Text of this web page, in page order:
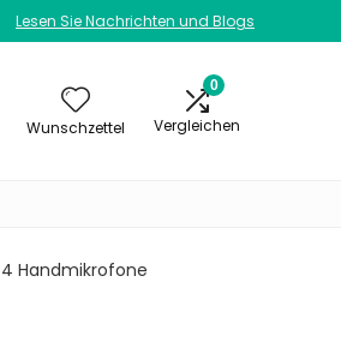
Lesen Sie Nachrichten und Blogs
Wunschzettel
0
Vergleichen
Handmikrofone